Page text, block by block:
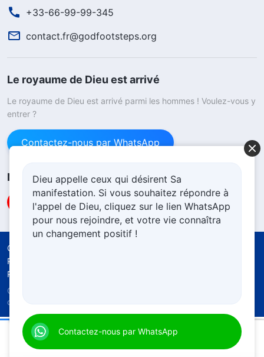
+33-66-99-99-345
contact.fr@godfootsteps.org
Le royaume de Dieu est arrivé
Le royaume de Dieu est arrivé parmi les hommes ! Voulez-vous y
entrer ?
Contactez-nous par WhatsApp
Nous suivre
Conditions d’utilisation
Politique de confidentialité
Politique d’utilisation cookies
Copyright © 2026
droits réservés.
Dieu appelle ceux qui désirent Sa
manifestation. Si vous souhaitez répondre à
l'appel de Dieu, cliquez sur le lien WhatsApp
pour nous rejoindre, et votre vie connaîtra
un changement positif !
Contactez-nous par WhatsApp